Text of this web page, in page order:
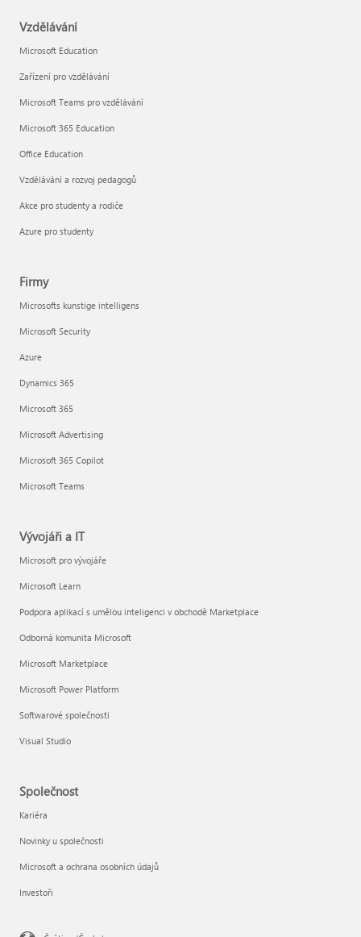
Vzdělávání
Microsoft Education
Zařízení pro vzdělávání
Microsoft Teams pro vzdělávání
Microsoft 365 Education
Office Education
Vzdělávání a rozvoj pedagogů
Akce pro studenty a rodiče
Azure pro studenty
Firmy
Microsofts kunstige intelligens
Microsoft Security
Azure
Dynamics 365
Microsoft 365
Microsoft Advertising
Microsoft 365 Copilot
Microsoft Teams
Vývojáři a IT
Microsoft pro vývojáře
Microsoft Learn
Podpora aplikací s umělou inteligenci v obchodě Marketplace
Odborná komunita Microsoft
Microsoft Marketplace
Microsoft Power Platform
Softwarové společnosti
Visual Studio
Společnost
Kariéra
Novinky u společnosti
Microsoft a ochrana osobních údajů
Investoři